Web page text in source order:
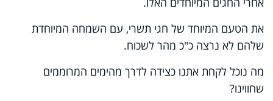
את הטעם המיוחד של חגי תשרי, עם השמחה המיוחדת
שלהם לא נרצה כ"כ מהר לשכוח.
מה נוכל לקחת אתנו כצידה לדרך מהימים המרוממים
שחווינו?